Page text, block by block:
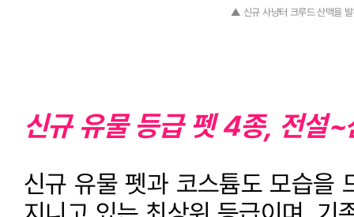
▲ 신규 사냥터 크루드 산맥을 발
신규 유물 등급 펫 4종, 전설~
신규 유물 펫과 코스튬도 모습을